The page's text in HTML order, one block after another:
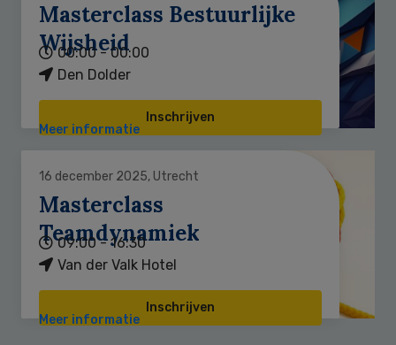
Masterclass Bestuurlijke
Wijsheid
00:00 - 00:00
Den Dolder
Inschrijven
Meer informatie
16 december 2025, Utrecht
Masterclass
Teamdynamiek
09:00 - 16:30
Van der Valk Hotel
Inschrijven
Meer informatie